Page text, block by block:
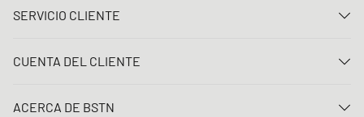
SERVICIO CLIENTE
Preguntas frecuentes
CUENTA DEL CLIENTE
ACERCA DE BSTN